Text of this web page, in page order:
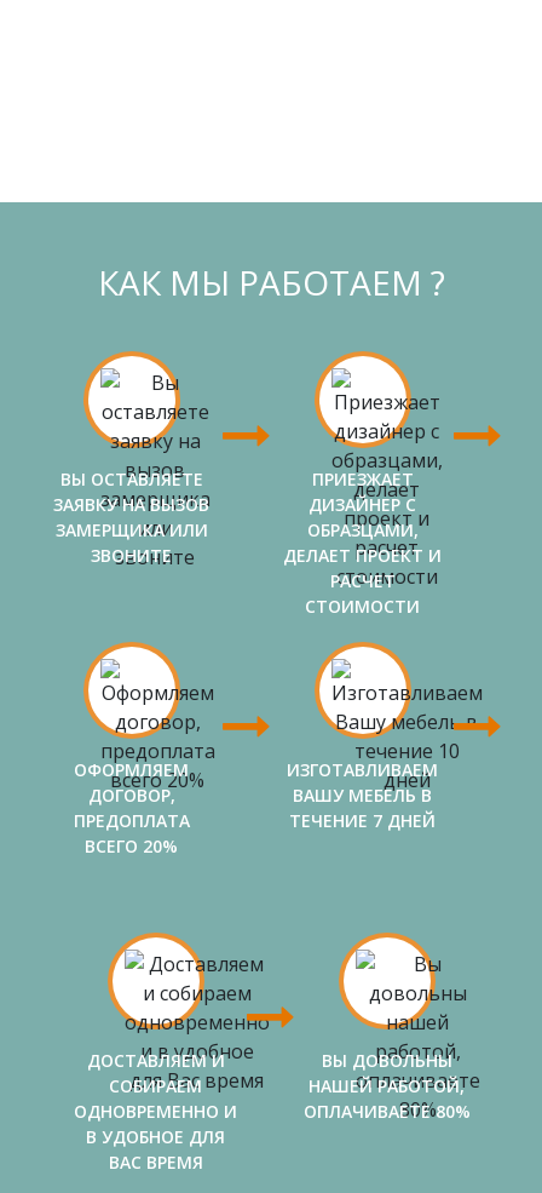
КАК МЫ РАБОТАЕМ ?
ВЫ ОСТАВЛЯЕТЕ
ЗАЯВКУ НА ВЫЗОВ
ЗАМЕРЩИКА ИЛИ
ЗВОНИТЕ
ПРИЕЗЖАЕТ
ДИЗАЙНЕР С
ОБРАЗЦАМИ,
ДЕЛАЕТ ПРОЕКТ И
РАСЧЕТ
СТОИМОСТИ
ОФОРМЛЯЕМ
ДОГОВОР,
ПРЕДОПЛАТА
ВСЕГО 20%
ИЗГОТАВЛИВАЕМ
ВАШУ МЕБЕЛЬ В
ТЕЧЕНИЕ 7 ДНЕЙ
ДОСТАВЛЯЕМ И
СОБИРАЕМ
ОДНОВРЕМЕННО И
В УДОБНОЕ ДЛЯ
ВАС ВРЕМЯ
ВЫ ДОВОЛЬНЫ
НАШЕЙ РАБОТОЙ,
ОПЛАЧИВАЕТЕ 80%